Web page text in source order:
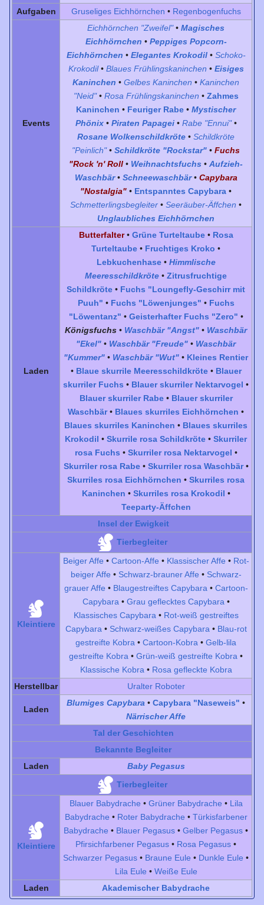
Aufgaben
Gruseliges Eichhörnchen • Regenbogenfuchs
Events
Eichhörnchen "Zweifel"• Magisches
Eichhörnchen • Peppiges Popcorn-
Eichhörnchen • Elegantes Krokodil• Schoko-
Krokodil• Blaues Frühlingskaninchen • Eisiges
Kaninchen • Gelbes Kaninchen • Kaninchen
"Neid"• Rosa Frühlingskaninchen • Zahmes
Kaninchen • Feuriger Rabe • Mystischer
Phönix• Piraten Papagei• Rabe "Ennui"•
Rosane Wolkenschildkröte • Schildkröte
"Peinlich"• Schildkröte "Rockstar" • Fuchs
"Rock 'n' Roll • Weihnachtsfuchs • Aufzieh-
Waschbär• Schneewaschbär• Capybara
"Nostalgia" • Entspanntes Capybara •
Schmetterlingsbegleiter • Seeräuber-Äffchen •
Unglaubliches Eichhörnchen
Laden
Butterfalter• Grüne Turteltaube• Rosa
Turteltaube • Fruchtiges Kroko •
Lebkuchenhase• Himmlische
Meeresschildkröte • Zitrusfruchtige
Schildkröte • Fuchs "Loungefly-Geschirr mit
Puuh" • Fuchs "Löwenjunges" • Fuchs
"Löwentanz" • Geisterhafter Fuchs "Zero" •
Königsfuchs • Waschbär "Angst" • Waschbär
"Ekel" • Waschbär "Freude" • Waschbär
"Kummer" • Waschbär "Wut" • Kleines Rentier
• Blaue skurrile Meeresschildkröte• Blauer
skurriler Fuchs • Blauer skurriler Nektarvogel •
Blauer skurriler Rabe• Blauer skurriler
Waschbär• Blaues skurriles Eichhörnchen •
Blaues skurriles Kaninchen • Blaues skurriles
Krokodil • Skurrile rosa Schildkröte • Skurriler
rosa Fuchs • Skurriler rosa Nektarvogel •
Skurriler rosa Rabe• Skurriler rosa Waschbär•
Skurriles rosa Eichhörnchen • Skurriles rosa
Kaninchen • Skurriles rosa Krokodil •
Teeparty-Äffchen
Insel der Ewigkeit
Tierbegleiter
Kleintiere
Beiger Affe • Cartoon-Affe • Klassischer Affe • Rot-
beiger Affe • Schwarz-brauner Affe • Schwarz-
grauer Affe • Blaugestreiftes Capybara • Cartoon-
Capybara • Grau geflecktes Capybara •
Klassisches Capybara • Rot-weiß gestreiftes
Capybara • Schwarz-weißes Capybara • Blau-rot
gestreifte Kobra • Cartoon-Kobra • Gelb-lila
gestreifte Kobra • Grün-weiß gestreifte Kobra •
Klassische Kobra • Rosa gefleckte Kobra
Herstellbar
Uralter Roboter
Laden
Blumiges Capybara • Capybara "Naseweis" •
Närrischer Affe
Tal der Geschichten
Bekannte Begleiter
Laden
Baby Pegasus
Tierbegleiter
Kleintiere
Blauer Babydrache • Grüner Babydrache • Lila
Babydrache • Roter Babydrache • Türkisfarbener
Babydrache • Blauer Pegasus • Gelber Pegasus •
Pfirsichfarbener Pegasus • Rosa Pegasus •
Schwarzer Pegasus • Braune Eule • Dunkle Eule •
Lila Eule • Weiße Eule
Laden
Akademischer Babydrache